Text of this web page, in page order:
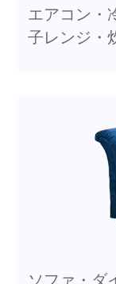
エアコン・
子レンジ・